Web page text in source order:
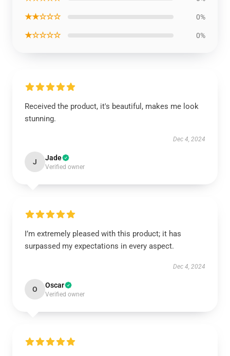
★★☆☆☆ 0%
★☆☆☆☆ 0%
Received the product, it's beautiful, makes me look
stunning.
Dec 4, 2024
J Jade
Verified owner
I’m extremely pleased with this product; it has
surpassed my expectations in every aspect.
Dec 4, 2024
O Oscar
Verified owner